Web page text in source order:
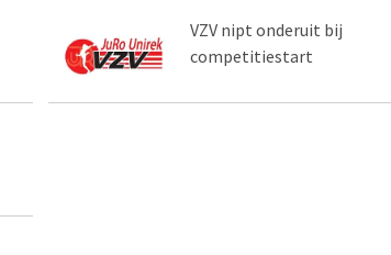
VZV nipt onderuit bij
competitiestart